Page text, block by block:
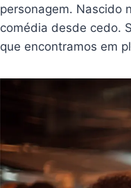
personagem. Nascido
comédia desde cedo.
que encontramos em